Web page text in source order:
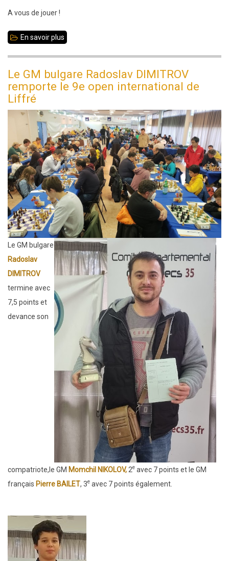
A vous de jouer !
En savoir plus
tactiques
de
l'open
2023
Le GM bulgare Radoslav DIMITROV
remporte le 9e open international de
Liffré
Le GM bulgare
Radoslav
DIMITROV
termine avec
7,5 points et
devance son
compatriote,le GM Momchil NIKOLOV, 2e avec 7 points et le GM
français Pierre BAILET, 3e avec 7 points également.